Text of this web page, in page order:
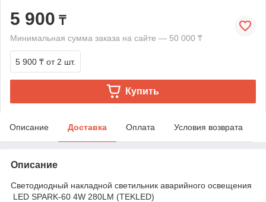
5 900 ₸
Минимальная сумма заказа на сайте — 50 000 ₸
5 900 ₸ от 2 шт.
Купить
Описание Доставка Оплата Условия возврата
Описание
Светодиодный накладной светильник аварийного освещения
LED SPARK-60 4W 280LM (TEKLED)